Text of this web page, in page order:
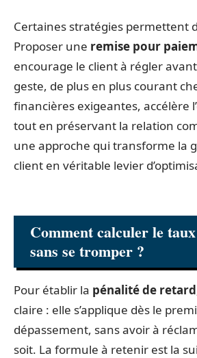
Certaines stratégies permettent
Proposer une remise pour
encourage le client à régler avant
geste, de plus en plus courant
financières exigeantes, accélère
tout en préservant la relation
une approche qui transforme la
client en véritable levier
Comment calculer le
sans se tromper ?
Pour établir la pénalité de retard
claire : elle s’applique dès le
dépassement, sans avoir à
soit. La formule à retenir est la